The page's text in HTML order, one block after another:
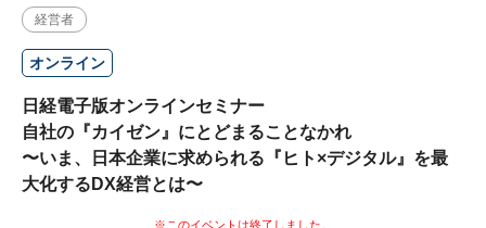
経営者
オンライン
日経電子版オンラインセミナー
自社の『カイゼン』にとどまることなかれ
〜いま、日本企業に求められる『ヒト×デジタル』を最
大化するDX経営とは〜